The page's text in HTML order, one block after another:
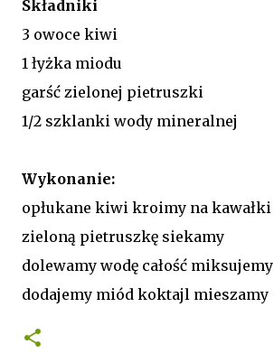
Składniki
3 owoce kiwi
1 łyżka miodu
garść zielonej pietruszki
1/2 szklanki wody mineralnej
Wykonanie:
opłukane kiwi kroimy na kawałki
zieloną pietruszkę siekamy
dolewamy wodę całość miksujemy
dodajemy miód koktajl mieszamy